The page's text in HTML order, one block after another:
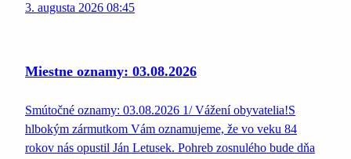
3. augusta 2026 08:45
Miestne oznamy: 03.08.2026
Smútočné oznamy: 03.08.2026 1/ Vážení obyvatelia!S
hlbokým zármutkom Vám oznamujeme, že vo veku 84
rokov nás opustil Ján Letusek. Pohreb zosnulého bude dňa